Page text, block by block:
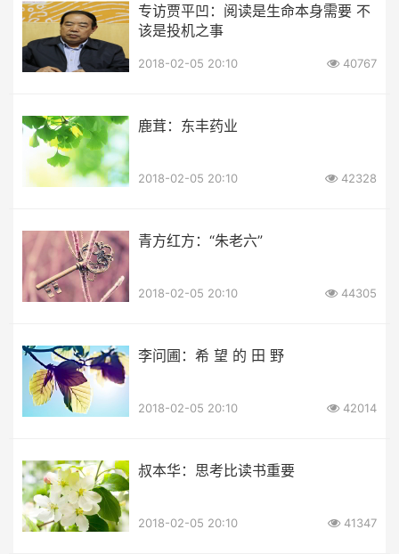
专访贾平凹：阅读是生命本身需要 不
该是投机之事
2018-02-05 20:10 40767
鹿茸：东丰药业
2018-02-05 20:10 42328
青方红方：“朱老六”
2018-02-05 20:10 44305
李问圃：希 望 的 田 野
2018-02-05 20:10 42014
叔本华：思考比读书重要
2018-02-05 20:10 41347